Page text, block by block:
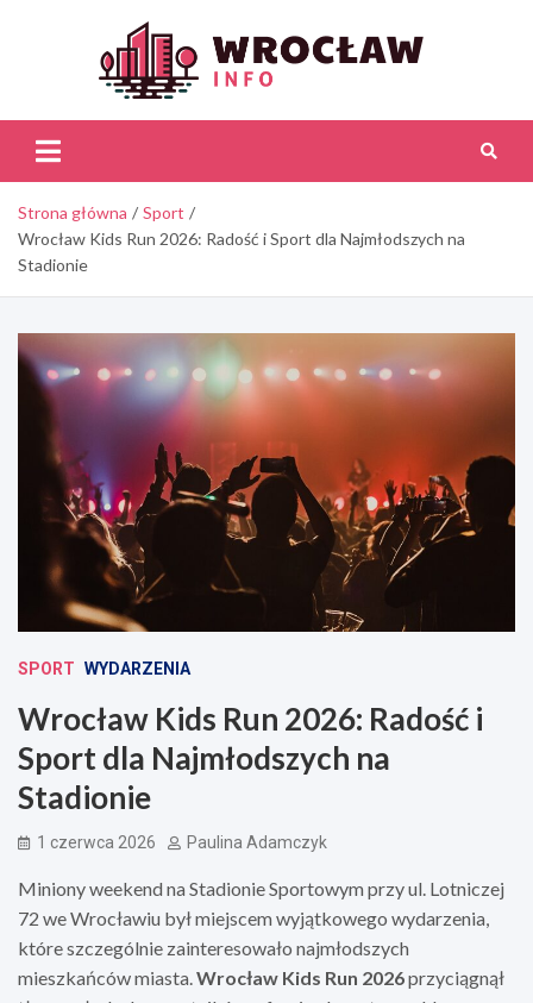
Strona główna
Sport
Wrocław Kids Run 2026: Radość i Sport dla Najmłodszych na
Stadionie
SPORT WYDARZENIA
Wrocław Kids Run 2026: Radość i
Sport dla Najmłodszych na
Stadionie
1 czerwca 2026 Paulina Adamczyk
Miniony weekend na Stadionie Sportowym przy ul. Lotniczej
72 we Wrocławiu był miejscem wyjątkowego wydarzenia,
które szczególnie zainteresowało najmłodszych
mieszkańców miasta.Wrocław Kids Run 2026przyciągnął